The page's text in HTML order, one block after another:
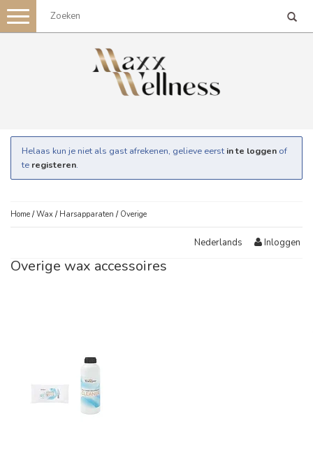
Toggle
navigation
Helaas kun je niet als gast afrekenen, gelieve eerst in te loggen of
te registeren.
Home /Wax / Harsapparaten / Overige
Nederlands Inloggen
Overige wax accessoires